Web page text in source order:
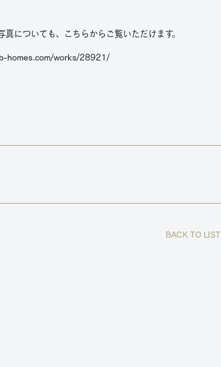
真についても、こちらからご覧いただけます。
homes.com/works/28921/
BACK TO LIST